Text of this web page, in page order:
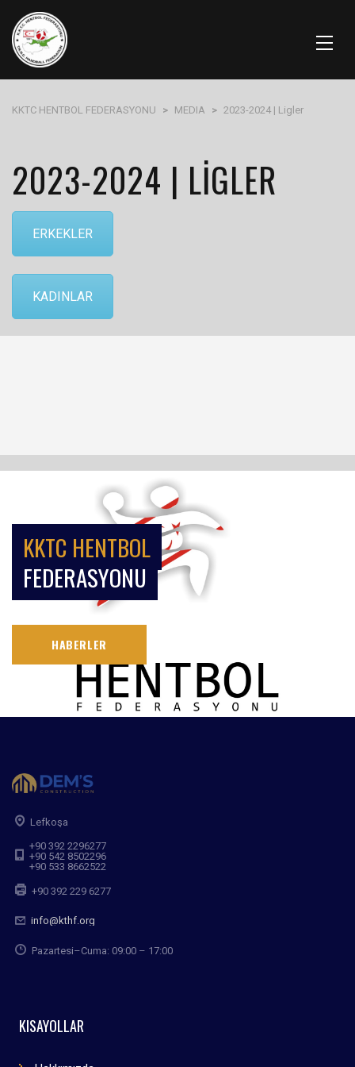
KKTC HENTBOL FEDERASYONU > MEDIA > 2023-2024 | Ligler
2023-2024 | LIGLER
ERKEKLER
KADINLAR
KKTC HENTBOL
FEDERASYONU
HABERLER
Lefkoşa
+90 392 2296277
+90 542 8502296
+90 533 8662522
+90 392 229 6277
info@kthf.org
Pazartesi–Cuma: 09:00 – 17:00
KISAYOLLAR